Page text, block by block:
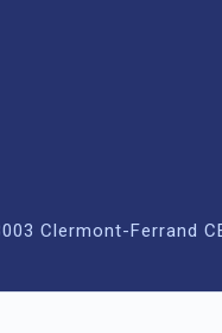
Clermont-Ferrand